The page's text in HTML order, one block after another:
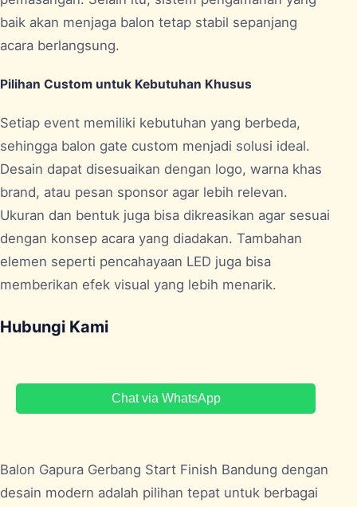
baik akan menjaga balon tetap stabil sepanjang
acara berlangsung.
Pilihan Custom untuk Kebutuhan Khusus
Setiap event memiliki kebutuhan yang berbeda,
sehingga balon gate custom menjadi solusi ideal.
Desain dapat disesuaikan dengan logo, warna khas
brand, atau pesan sponsor agar lebih relevan.
Ukuran dan bentuk juga bisa dikreasikan agar sesuai
dengan konsep acara yang diadakan. Tambahan
elemen seperti pencahayaan LED juga bisa
memberikan efek visual yang lebih menarik.
Hubungi Kami
Chat via WhatsApp
Balon Gapura Gerbang Start Finish Bandung dengan
desain modern adalah pilihan tepat untuk berbagai